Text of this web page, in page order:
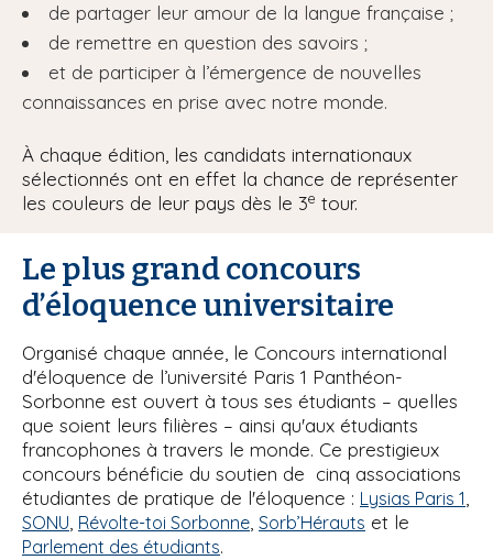
de partager leur amour de la langue française ;
de remettre en question des savoirs ;
et de participer à l’émergence de nouvelles
connaissances en prise avec notre monde.
À chaque édition, les candidats internationaux
sélectionnés ont en effet la chance de représenter
les couleurs de leur pays dès le 3e tour.
Le plus grand concours
d’éloquence universitaire
Organisé chaque année, le Concours international
d'éloquence de l’université Paris 1 Panthéon-
Sorbonne est ouvert à tous ses étudiants – quelles
que soient leurs filières – ainsi qu'aux étudiants
francophones à travers le monde. Ce prestigieux
concours bénéficie du soutien de cinq associations
étudiantes de pratique de l'éloquence : Lysias Paris 1
SONU Révolte-toi Sorbonne Sorb’Hérauts et le
Parlement des étudiants.